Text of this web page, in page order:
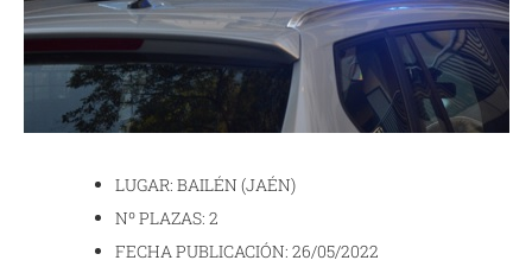
LUGAR: BAILÉN (JAÉN)
Nº PLAZAS: 2
FECHA PUBLICACIÓN: 26/05/2022